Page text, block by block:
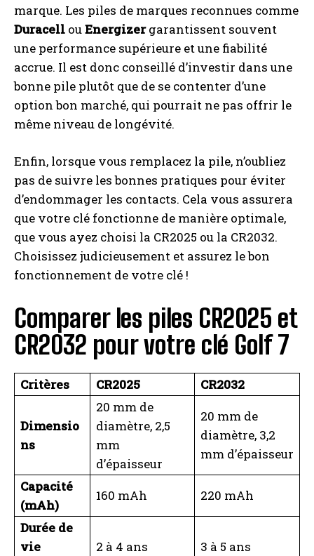
marque. Les piles de marques reconnues comme
Duracell ouEnergizergarantissent souvent
une performance supérieure et une fiabilité
accrue. Il est donc conseillé d’investir dans une
bonne pile plutôt que de se contenter d’une
option bon marché, qui pourrait ne pas offrir le
même niveau de longévité.
Enfin, lorsque vous remplacez la pile, n’oubliez
pas de suivre les bonnes pratiques pour éviter
d’endommager les contacts. Cela vous assurera
que votre clé fonctionne de manière optimale,
que vous ayez choisi la CR2025 ou la CR2032.
Choisissez judicieusement et assurez le bon
fonctionnement de votre clé !
Comparer les piles CR2025 et
CR2032 pour votre clé Golf 7
Critères CR2025 CR2032
Dimensio
ns
20 mm de
diamètre, 2,5
mm
d’épaisseur
20 mm de
diamètre, 3,2
mm d’épaisseur
Capacité
(mAh)
160 mAh
220 mAh
Durée de
vie
2 à 4 ans 3 à 5 ans